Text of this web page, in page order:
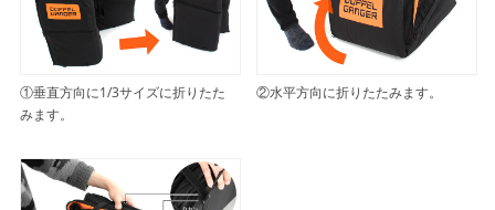
①垂直方向に1/3サイズに折りたた
みます。
②水平方向に折りたたみます。